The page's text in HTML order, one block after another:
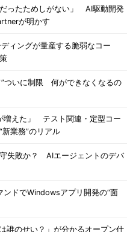
だったためしがない」 AI駆動開発
が明かす
ィングが量産する脆弱なコー
ついに制限 何ができなくなるの
増えた」 テスト関連・定型コー
新業務”のリアル
失敗か？ AIエージェントのデバ
ドでWindowsアプリ開発の“面
誰のせい？」が分かるオープン仕